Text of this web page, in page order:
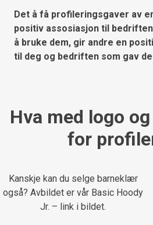
Det å få profileringsgaver av
positiv assosiasjon til
å bruke dem, gir andre en
til deg og bedriften som gav
Hva med logo
for
Kanskje kan du selge barneklær
også? Avbildet er vår Basic Hoody
Jr. – link i bildet.